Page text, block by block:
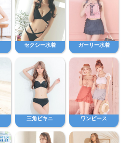
セクシー水着 ガーリー水着
三角ビキニ ワンピース